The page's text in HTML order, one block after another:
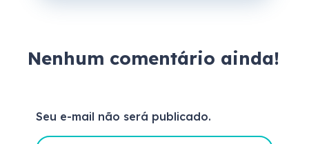
Nenhum comentário ainda!
Seu e-mail não será publicado.